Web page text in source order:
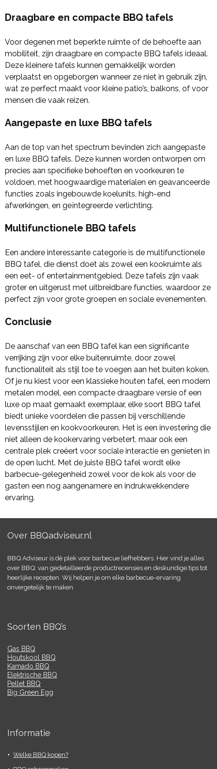
Draagbare en compacte BBQ tafels
Voor degenen met beperkte ruimte of de behoefte aan
mobiliteit, zijn draagbare en compacte BBQ tafels ideaal.
Deze kleinere tafels kunnen gemakkelijk worden
verplaatst en opgeborgen wanneer ze niet in gebruik zijn,
wat ze perfect maakt voor kleine patio’s, balkons, of voor
mensen die vaak reizen.
Aangepaste en luxe BBQ tafels
Aan de top van het spectrum bevinden zich aangepaste
en luxe BBQ tafels. Deze kunnen worden ontworpen om
precies aan specifieke behoeften en voorkeuren te
voldoen, met hoogwaardige materialen en geavanceerde
functies zoals ingebouwde koelunits, high-end
afwerkingen, en geïntegreerde verlichting.
Multifunctionele BBQ tafels
Een andere interessante categorie is de multifunctionele
BBQ tafel, die dienst doet als zowel een kookruimte als
een eet- of entertainmentgebied. Deze tafels zijn vaak
groter en uitgerust met uitbreidbare functies, waardoor ze
perfect zijn voor grote groepen en sociale evenementen.
Conclusie
De aanschaf van een BBQ tafel kan een significante
verrijking zijn voor elke buitenruimte, door zowel
functionaliteit als stijl toe te voegen aan het buiten koken.
Of je nu kiest voor een klassieke houten tafel, een modern
metalen model, een compacte draagbare versie of een
luxe op maat gemaakt exemplaar, elke soort BBQ tafel
biedt unieke voordelen die passen bij verschillende
levensstijlen en kookvoorkeuren. Het is een investering die
niet alleen de kookervaring verbetert, maar ook een
centrale plek creëert voor sociale interactie en genieten in
de open lucht. Met de juiste BBQ tafel wordt elke
barbecue-gelegenheid zowel voor de kok als voor de
gasten een nog aangenamere en indrukwekkendere
ervaring.
Over BBQadviseur.nl
BBQ Adviseur is dé plek voor barbecue liefhebbers. Hier vind je alles
over BBQ: van gedetailleerde productrecensies en deskundige tips tot
heerlijke recepten. Wij helpen je om elke barbecue-ervaring
onvergetelijk te maken.
Soorten BBQ’s
Gas BBQ
Houtskool BBQ
Kamado BBQ
Elektrische BBQ
Pellet BBQ
Big Green Egg
Informatie
Welke BBQ kopen?